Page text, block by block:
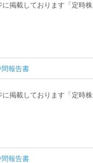
掲載しております「定時
報告書
掲載しております「定時
報告書